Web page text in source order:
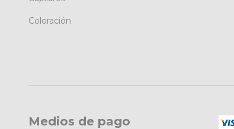
Coloración
Medios de pago